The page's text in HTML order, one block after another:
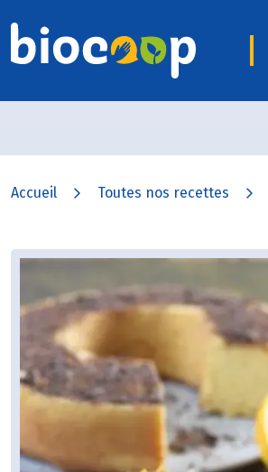
Accueil Toutes nos recettes